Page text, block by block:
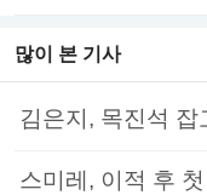
많이 본 기사
김은지, 목진석 잡
스미레, 이적 후